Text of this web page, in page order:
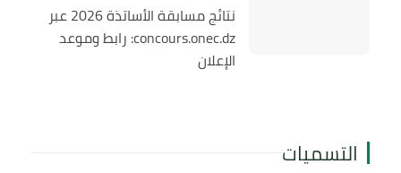
نتائج مسابقة الأساتذة 2026 عبر
concours.onec.dz: رابط وموعد
الإعلان
التسميات